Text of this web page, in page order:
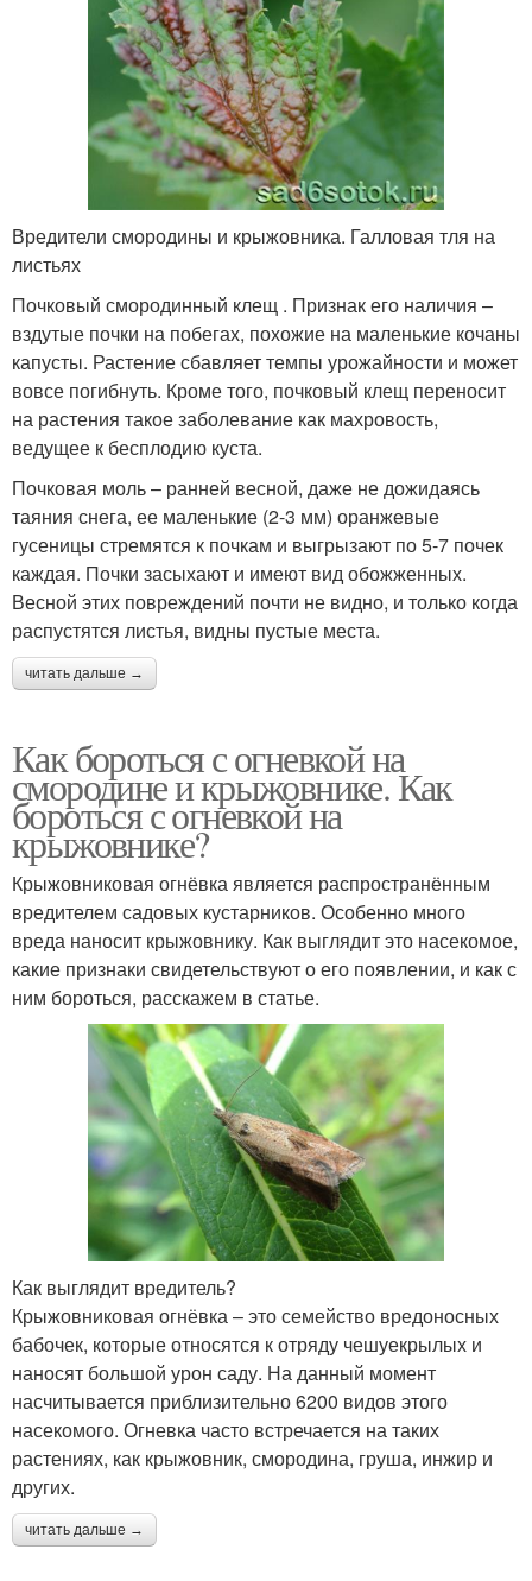
Вредители смородины и крыжовника. Галловая тля на
листьях
Почковый смородинный клещ . Признак его наличия –
вздутые почки на побегах, похожие на маленькие кочаны
капусты. Растение сбавляет темпы урожайности и может
вовсе погибнуть. Кроме того, почковый клещ переносит
на растения такое заболевание как махровость,
ведущее к бесплодию куста.
Почковая моль – ранней весной, даже не дожидаясь
таяния снега, ее маленькие (2-3 мм) оранжевые
гусеницы стремятся к почкам и выгрызают по 5-7 почек
каждая. Почки засыхают и имеют вид обожженных.
Весной этих повреждений почти не видно, и только когда
распустятся листья, видны пустые места.
читать дальше →
Как бороться с огневкой на
смородине и крыжовнике. Как
бороться с огневкой на
крыжовнике?
Крыжовниковая огнёвка является распространённым
вредителем садовых кустарников. Особенно много
вреда наносит крыжовнику. Как выглядит это насекомое,
какие признаки свидетельствуют о его появлении, и как с
ним бороться, расскажем в статье.
Как выглядит вредитель?
Крыжовниковая огнёвка – это семейство вредоносных
бабочек, которые относятся к отряду чешуекрылых и
наносят большой урон саду. На данный момент
насчитывается приблизительно 6200 видов этого
насекомого. Огневка часто встречается на таких
растениях, как крыжовник, смородина, груша, инжир и
других.
читать дальше →